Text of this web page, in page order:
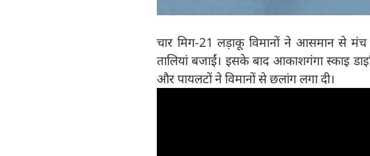
चार मिग-21 लड़ाकू विमानों ने आसमान से मंच
तालियां बजाईं। इसके बाद आकाशगंगा स्काइ
और पायलटों ने विमानों से छलांग लगा दी।